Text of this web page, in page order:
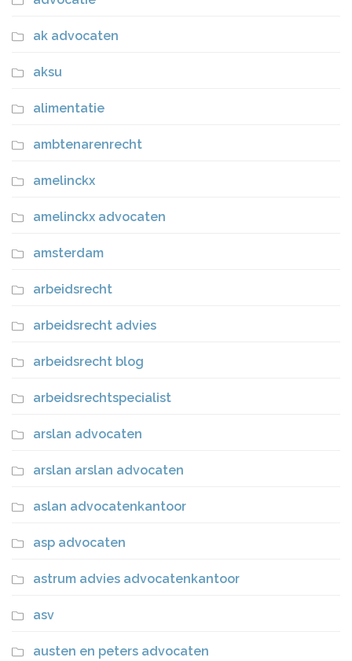
ak advocaten
aksu
alimentatie
ambtenarenrecht
amelinckx
amelinckx advocaten
amsterdam
arbeidsrecht
arbeidsrecht advies
arbeidsrecht blog
arbeidsrechtspecialist
arslan advocaten
arslan arslan advocaten
aslan advocatenkantoor
asp advocaten
astrum advies advocatenkantoor
asv
austen en peters advocaten